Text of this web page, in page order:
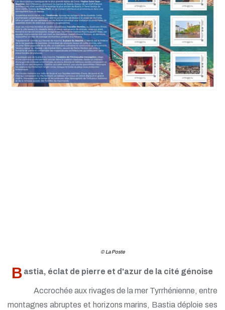
© La Poste
B astia, éclat de pierre et d'azur de la cité génoise
Accrochée aux rivages de la mer Tyrrhénienne, entre
montagnes abruptes et horizons marins, Bastia déploie ses